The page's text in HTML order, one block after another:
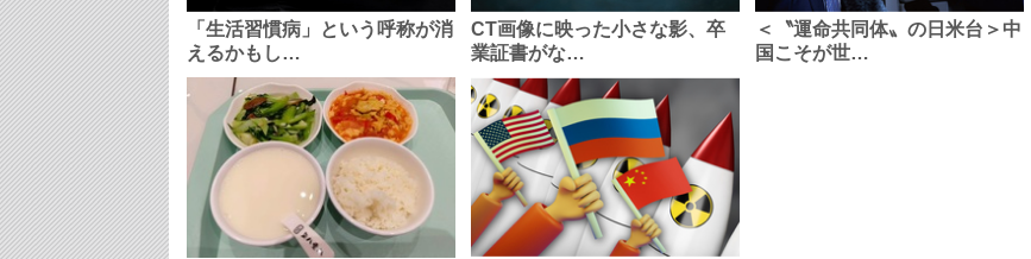
「生活習慣病」という呼称が消
えるかもし…
CT画像に映った小さな影、卒
業証書がな…
＜〝運命共同体〟の日米台＞中
国こそが世…